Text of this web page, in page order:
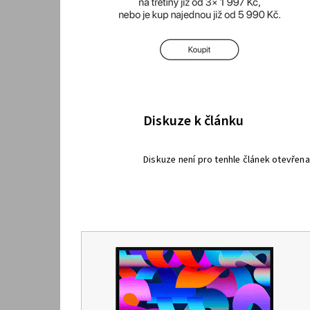
Diskuze k článku
Diskuze není pro tenhle článek